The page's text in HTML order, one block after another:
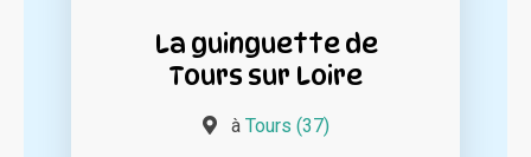
La guinguette de
Tours sur Loire
à Tours (37)